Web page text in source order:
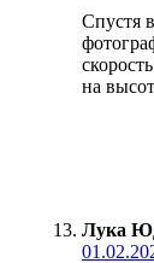
Спустя
на
Лука